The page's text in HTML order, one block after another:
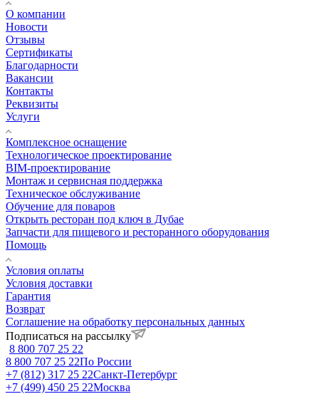
О компании
Новости
Отзывы
Сертификаты
Благодарности
Вакансии
Контакты
Реквизиты
Услуги
Комплексное оснащение
Технологическое проектирование
BIM-проектирование
Монтаж и сервисная поддержка
Техническое обслуживание
Обучение для поваров
Открыть ресторан под ключ в Дубае
Запчасти для пищевого и ресторанного оборудования
Помощь
Условия оплаты
Условия доставки
Гарантия
Возврат
Соглашение на обработку персональных данных
Подписаться на рассылку
8 800 707 25 22
8 800 707 25 22По России
+7 (812) 317 25 22Санкт-Петербург
+7 (499) 450 25 22Москва